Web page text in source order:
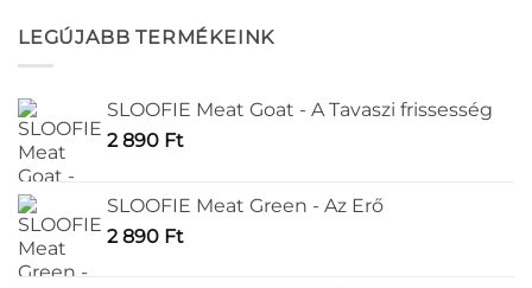
variációja
A
változatok
a
termékoldalon
választhatók
ki
választhatók
LEGÚJABB TERMÉKEINK
SLOOFIE Meat Goat - A Tavaszi frissesség
2 890 Ft
SLOOFIE Meat Green - Az Erő
2 890 Ft